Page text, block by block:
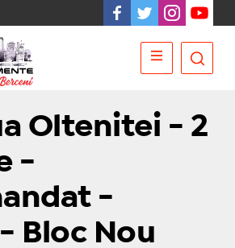
Oltenitei - 2
-
-
Bloc Nou